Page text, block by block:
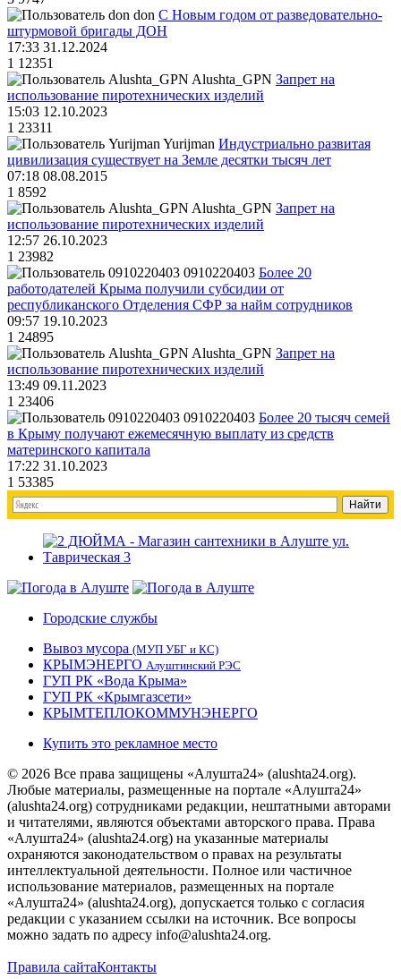
don С Новым годом от разведовательно-
штурмовой бригады ДОН
17:33 31.12.2024
1 12351
Alushta_GPN Запрет на
использование пиротехнических изделий
15:03 12.10.2023
1 23311
Yurijman Индустриально развитая
цивилизация существует на Земле десятки тысяч лет
07:18 08.08.2015
1 8592
Alushta_GPN Запрет на
использование пиротехнических изделий
12:57 26.10.2023
1 23982
0910220403 Более 20
работодателей Крыма получили субсидии от
республиканского Отделения СФР за найм сотрудников
09:57 19.10.2023
1 24895
Alushta_GPN Запрет на
использование пиротехнических изделий
13:49 09.11.2023
1 23406
0910220403 Более 20 тысяч семей
в Крыму получают ежемесячную выплату из средств
материнского капитала
17:22 31.10.2023
1 53385
Городские службы
Вывоз мусора (МУП УБГ и КС)
КРЫМЭНЕРГО Алуштинский РЭС
ГУП РК «Вода Крыма»
ГУП РК «Крымгазсети»
КРЫМТЕПЛОКОММУНЭНЕРГО
Купить это рекламное место
© 2026 Все права защищены «Алушта24» (alushta24.org).
Любые материалы, размещенные на портале «Алушта24»
(alushta24.org) сотрудниками редакции, нештатными авторами
и читателями, являются объектами авторского права. Права
«Алушта24» (alushta24.org) на указанные материалы
охраняются законодательством о правах на результаты
интеллектуальной деятельности. Полное или частичное
использование материалов, размещенных на портале
«Алушта24» (alushta24.org), допускается только с согласия
редакции с указанием ссылки на источник. Все вопросы
можно задать по адресу info@alushta24.org.
Правила сайтаКонтакты